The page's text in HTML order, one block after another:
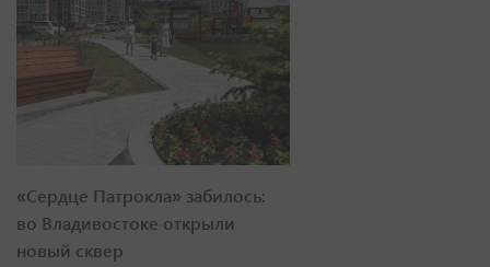
«Сердце Патрокла» забилось:
во Владивостоке открыли
новый сквер